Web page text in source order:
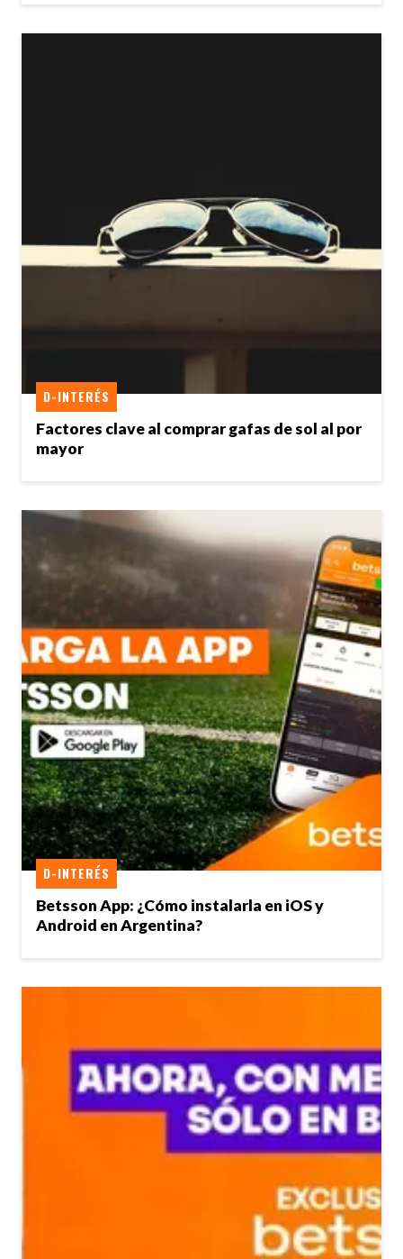
Factores clave al comprar gafas de sol al por
mayor
D-INTERÉS
Betsson App: ¿Cómo instalarla en iOS y
Android en Argentina?
D-INTERÉS